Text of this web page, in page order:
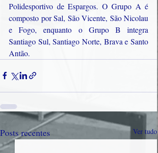
Polidesportivo de Espargos. O Grupo A é
composto por Sal, São Vicente, São Nicolau
e Fogo, enquanto o Grupo B integra
Santiago Sul, Santiago Norte, Brava e Santo
Antão.
Posts recentes Ver tudo